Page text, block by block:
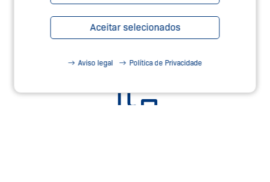
Aceitar selecionados
Aviso legal Política de Privacidade